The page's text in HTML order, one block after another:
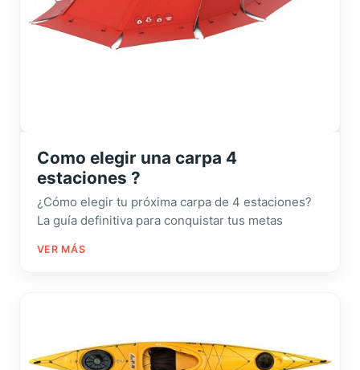
Como elegir una carpa 4
estaciones ?
¿Cómo elegir tu próxima carpa de 4 estaciones?
La guía definitiva para conquistar tus metas
VER MÁS